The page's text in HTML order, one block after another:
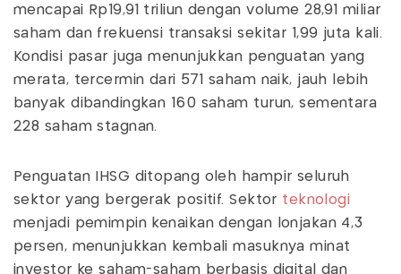
mencapai Rp19,91 triliun dengan volume 28,91 miliar
saham dan frekuensi transaksi sekitar 1,99 juta kali.
Kondisi pasar juga menunjukkan penguatan yang
merata, tercermin dari 571 saham naik, jauh lebih
banyak dibandingkan 160 saham turun, sementara
228 saham stagnan.
Penguatan IHSG ditopang oleh hampir seluruh
sektor yang bergerak positif. Sektor teknologi
menjadi pemimpin kenaikan dengan lonjakan 4,3
persen, menunjukkan kembali masuknya minat
investor ke saham-saham berbasis digital dan